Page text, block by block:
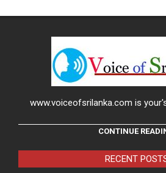
www.voiceofsrilanka.com is
CONTINUE
RECENT